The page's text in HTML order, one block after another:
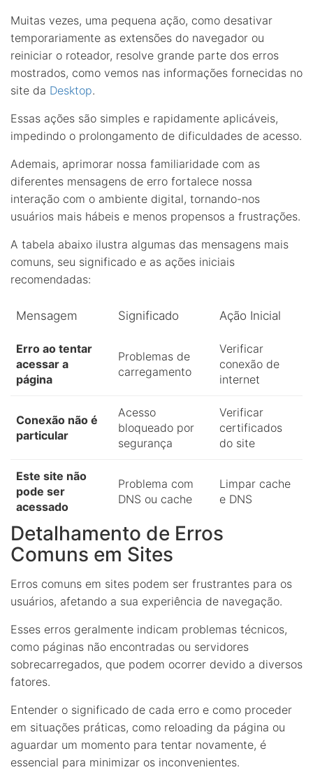
Muitas vezes, uma pequena ação, como desativar
temporariamente as extensões do navegador ou
reiniciar o roteador, resolve grande parte dos erros
mostrados, como vemos nas informações fornecidas no
site da Desktop.
Essas ações são simples e rapidamente aplicáveis,
impedindo o prolongamento de dificuldades de acesso.
Ademais, aprimorar nossa familiaridade com as
diferentes mensagens de erro fortalece nossa
interação com o ambiente digital, tornando-nos
usuários mais hábeis e menos propensos a frustrações.
A tabela abaixo ilustra algumas das mensagens mais
comuns, seu significado e as ações iniciais
recomendadas:
Mensagem Significado Ação Inicial
Erro ao tentar
acessar a
página
Problemas de
carregamento
Verificar
conexão de
internet
Conexão não é
particular
Acesso
bloqueado por
segurança
Verificar
certificados
do site
Este site não
pode ser
acessado
Problema com
DNS ou cache
Limpar cache
e DNS
Detalhamento de Erros
Comuns em Sites
Erros comuns em sites podem ser frustrantes para os
usuários, afetando a sua experiência de navegação.
Esses erros geralmente indicam problemas técnicos,
como páginas não encontradas ou servidores
sobrecarregados, que podem ocorrer devido a diversos
fatores.
Entender o significado de cada erro e como proceder
em situações práticas, como reloading da página ou
aguardar um momento para tentar novamente, é
essencial para minimizar os inconvenientes.